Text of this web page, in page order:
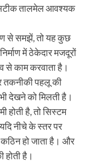
सटीक तालमेल आवश्यक
से समझें, तो यह कुछ
में ठेकेदार मजदूरों
से काम करवाता है।
तकनीकी पहलू की
देखने को मिलती है।
होती है, तो सिस्टम
नीचे के स्तर पर
हो जाता है। और
है।